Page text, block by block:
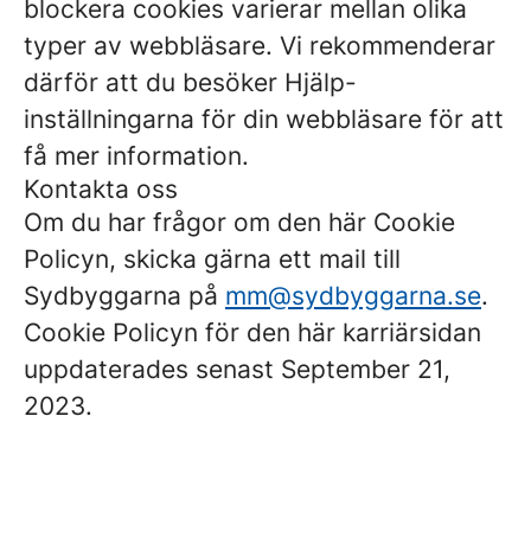
blockera cookies varierar mellan olika
typer av webbläsare. Vi rekommenderar
därför att du besöker Hjälp-
inställningarna för din webbläsare för att
få mer information.
Kontakta oss
Om du har frågor om den här Cookie
Policyn, skicka gärna ett mail till
Sydbyggarna på mm@sydbyggarna.se.
Cookie Policyn för den här karriärsidan
uppdaterades senast September 21,
2023.